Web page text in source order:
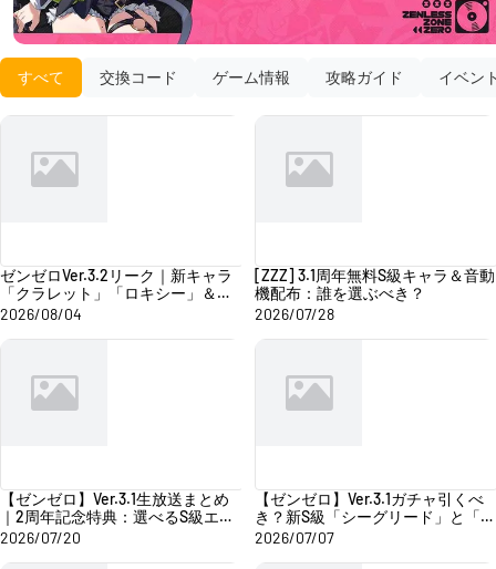
すべて 交換コード ゲーム情報 攻略ガイド イベン
ゼンゼロVer.3.2リーク｜新キャラ
「クラレット」「ロキシー」＆新
特性【銃御】登場！
2026/08/04
[ZZZ] 3.1周年無料S級キャラ＆音動
機配布：誰を選ぶべき？
2026/07/28
【ゼンゼロ】Ver.3.1生放送まとめ
｜2周年記念特典：選べるS級エー
ジェント＆コスチューム無料配布
2026/07/20
【ゼンゼロ】Ver.3.1ガチャ引くべ
き？新S級「シーグリード」と「レ
ミエル・ダン」の性能比較＆おす
2026/07/07